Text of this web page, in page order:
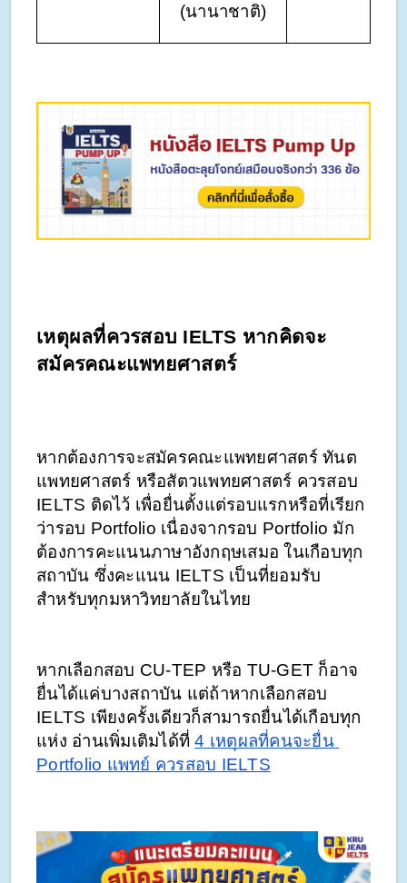
(นานาชาติ)
เหตุผลที่ควรสอบ IELTS หากคิดจะ
สมัครคณะแพทยศาสตร์
หากต้องการจะสมัครคณะแพทยศาสตร์ ทันต
แพทยศาสตร์ หรือสัตวแพทยศาสตร์ ควรสอบ
IELTS ติดไว้ เพื่อยื่นตั้งแต่รอบแรกหรือที่เรียก
ว่ารอบ Portfolio เนื่องจากรอบ Portfolio มัก
ต้องการคะแนนภาษาอังกฤษเสมอ ในเกือบทุก
สถาบัน ซึ่งคะแนน IELTS เป็นที่ยอมรับ
สำหรับทุกมหาวิทยาลัยในไทย
หากเลือกสอบ CU-TEP หรือ TU-GET ก็อาจ
ยื่นได้แค่บางสถาบัน แต่ถ้าหากเลือกสอบ
IELTS เพียงครั้งเดียวก็สามารถยื่นได้เกือบทุก
แห่ง อ่านเพิ่มเติมได้ที่ 4 เหตุผลที่คนจะยื่น
Portfolio แพทย์ ควรสอบ IELTS